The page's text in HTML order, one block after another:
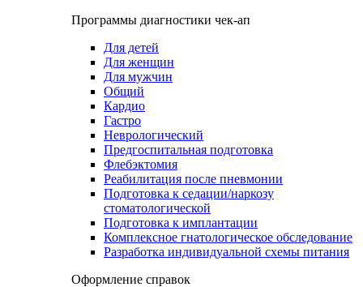
Программы диагностики чек-ап
Для детей
Для женщин
Для мужчин
Общий
Кардио
Гастро
Неврологический
Предгоспитальная подготовка
Флебэктомия
Реабилитация после пневмонии
Подготовка к седации/наркозу
стоматологической
Подготовка к имплантации
Комплексное гнатологическое обследование
Разработка индивидуальной схемы питания
Оформление справок